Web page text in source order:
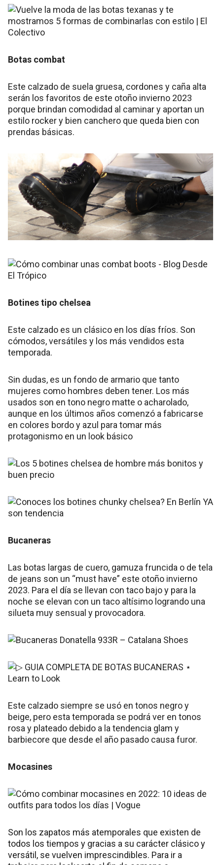
Botas combat
Este calzado de suela gruesa, cordones y caña alta
serán los favoritos de este otoño invierno 2023
porque brindan comodidad al caminar y aportan un
estilo rocker y bien canchero que queda bien con
prendas básicas.
Botines tipo chelsea
Este calzado es un clásico en los días fríos. Son
cómodos, versátiles y los más vendidos esta
temporada.
Sin dudas, es un fondo de armario que tanto
mujeres como hombres deben tener. Los más
usados son en tono negro matte o acharolado,
aunque en los últimos años comenzó a fabricarse
en colores bordo y azul para tomar más
protagonismo en un look básico
Bucaneras
Las botas largas de cuero, gamuza fruncida o de tela
de jeans son un “must have” este otoño invierno
2023. Para el día se llevan con taco bajo y para la
noche se elevan con un taco altísimo logrando una
silueta muy sensual y provocadora.
Este calzado siempre se usó en tonos negro y
beige, pero esta temporada se podrá ver en tonos
rosa y plateado debido a la tendencia glam y
barbiecore que desde el año pasado causa furor.
Mocasines
Son los zapatos más atemporales que existen de
todos los tiempos y gracias a su carácter clásico y
versátil, se vuelven imprescindibles. Para ir a